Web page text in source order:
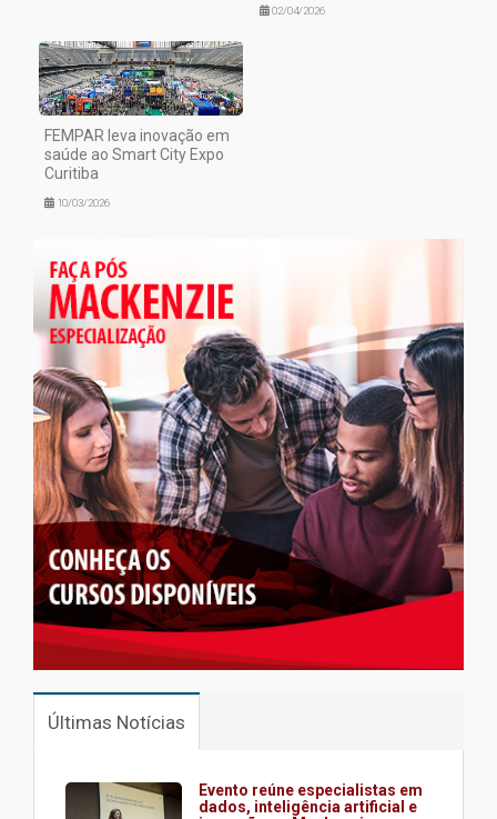
02/04/2026
FEMPAR leva inovação em
saúde ao Smart City Expo
Curitiba
10/03/2026
Últimas Notícias
Evento reúne especialistas em
dados, inteligência artificial e